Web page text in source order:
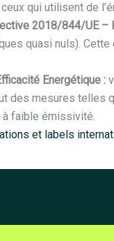
qui utilisent de
2018/844/UE –
quasi nuls).
Energétique :
des mesures
à faible émissivité.
et labels